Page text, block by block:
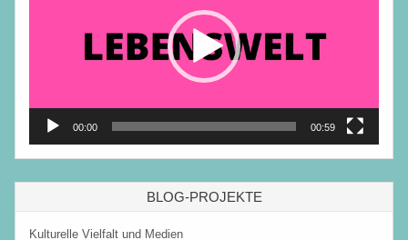
00:00 00:59
BLOG-PROJEKTE
Kulturelle Vielfalt und Medien